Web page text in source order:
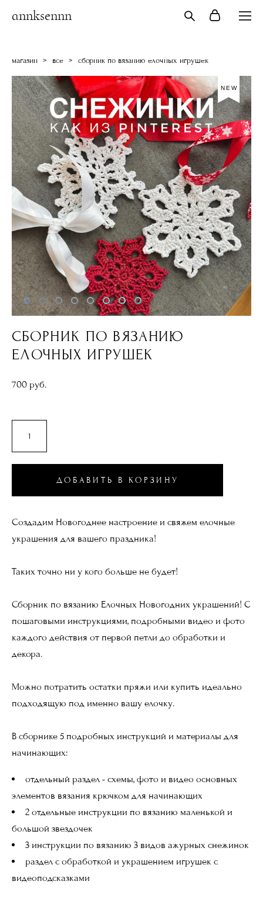
annksennn
магазин > все > сборник по вязанию елочных игрушек
NEW
СБОРНИК ПО ВЯЗАНИЮ
ЕЛОЧНЫХ ИГРУШЕК
700 pуб.
ДОБАВИТЬ В КОРЗИНУ
Создадим Новогоднее настроение и свяжем елочные
украшения для вашего праздника!
Таких точно ни у кого больше не будет!
Сборник по вязанию Елочных Новогодних украшений! С
пошаговыми инструкциями, подробными видео и фото
каждого действия от первой петли до обработки и
декора.
Можно потратить остатки пряжи или купить идеально
подходящую под именно вашу елочку.
В сборнике 5 подробных инструкций и материалы для
начинающих:
отдельный раздел - схемы, фото и видео основных
элементов вязания крючком для начинающих
2 отдельные инструкции по вязанию маленькой и
большой звездочек
3 инструкции по вязанию 3 видов ажурных снежинок
раздел с обработкой и украшением игрушек с
видеоподсказками